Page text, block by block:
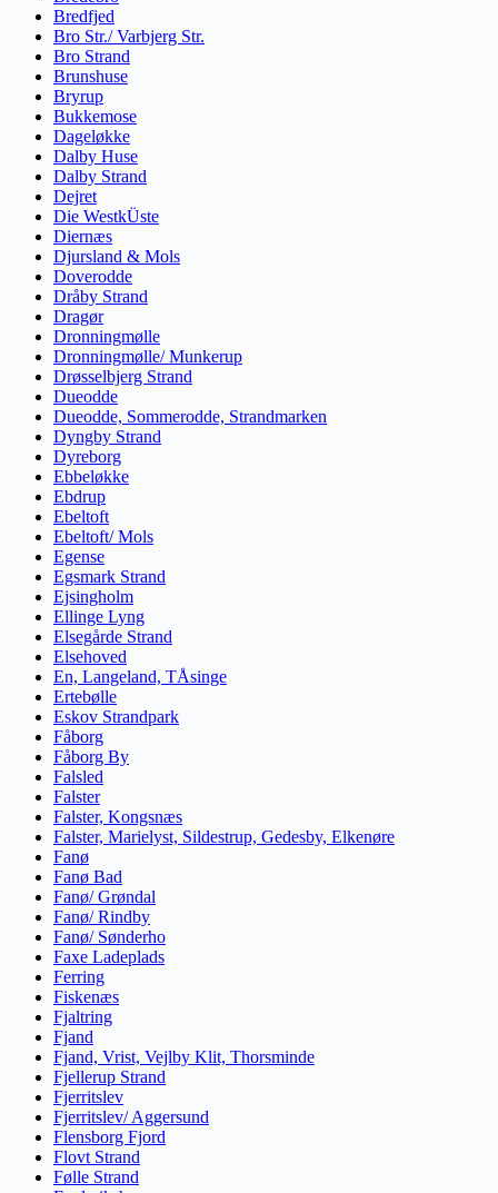
Bredfjed
Bro Str./ Varbjerg Str.
Bro Strand
Brunshuse
Bryrup
Bukkemose
Dageløkke
Dalby Huse
Dalby Strand
Dejret
Die WestkÜste
Diernæs
Djursland & Mols
Doverodde
Dråby Strand
Dragør
Dronningmølle
Dronningmølle/ Munkerup
Drøsselbjerg Strand
Dueodde
Dueodde, Sommerodde, Strandmarken
Dyngby Strand
Dyreborg
Ebbeløkke
Ebdrup
Ebeltoft
Ebeltoft/ Mols
Egense
Egsmark Strand
Ejsingholm
Ellinge Lyng
Elsegårde Strand
Elsehoved
En, Langeland, TÅsinge
Ertebølle
Eskov Strandpark
Fåborg
Fåborg By
Falsled
Falster
Falster, Kongsnæs
Falster, Marielyst, Sildestrup, Gedesby, Elkenøre
Fanø
Fanø Bad
Fanø/ Grøndal
Fanø/ Rindby
Fanø/ Sønderho
Faxe Ladeplads
Ferring
Fiskenæs
Fjaltring
Fjand
Fjand, Vrist, Vejlby Klit, Thorsminde
Fjellerup Strand
Fjerritslev
Fjerritslev/ Aggersund
Flensborg Fjord
Flovt Strand
Følle Strand